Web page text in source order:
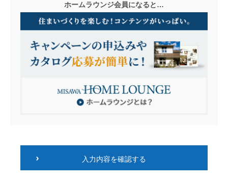
ホームラウンジ会員になると…
入力内容を確認する